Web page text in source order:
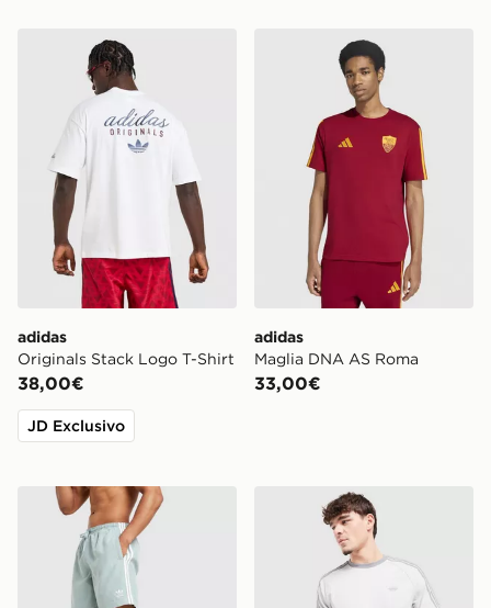
adidas Originals Stack Logo T-Shirt
adidas
Originals Stack Logo T-Shirt
38,00€
JD Exclusivo
adidas Maglia DNA AS
adidas
Maglia DNA AS Roma
33,00€
adidas Originals Costume da Bagno 3-Stripes 8
adidas Originals Maglia Cali